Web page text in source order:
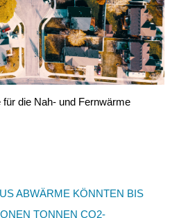
die Nah- und Fernwärme
ABWÄRME KÖNNTEN BIS
TONNEN CO2-